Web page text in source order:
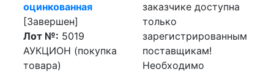
оцинкованная
[Завершен]
Лот №: 5019
АУКЦИОН (покупка
товара)
заказчике доступна
только
зарегистрированным
поставщикам!
Необходимо